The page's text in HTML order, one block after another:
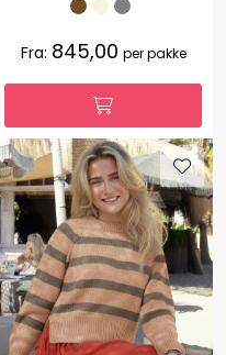
Fra: 845,00 per pakke